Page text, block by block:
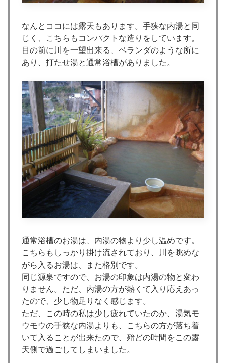
なんとココには露天もあります。手狭な内湯と同
じく、こちらもコンパクトな造りをしています。
目の前に川を一望出来る、ベランダのような所に
あり、打たせ湯と通常浴槽がありました。
通常浴槽のお湯は、内湯の物より少し温めです。
こちらもしっかり掛け流されており、川を眺めな
がら入るお湯は、また格別です。
同じ源泉ですので、お湯の印象は内湯の物と変わ
りません。ただ、内湯の方が熱くて入り応えあっ
たので、少し物足りなく感じます。
ただ、この時の私は少し疲れていたのか、湯気モ
ウモウの手狭な内湯よりも、こちらの方が落ち着
いて入ることが出来たので、殆どの時間をこの露
天側で過ごしてしまいました。